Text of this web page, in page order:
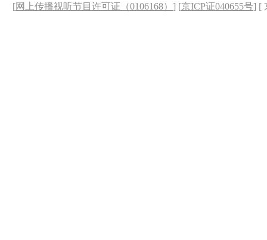
[网上传播视听节目许可证（0106168） ] [京ICP证040655号] [